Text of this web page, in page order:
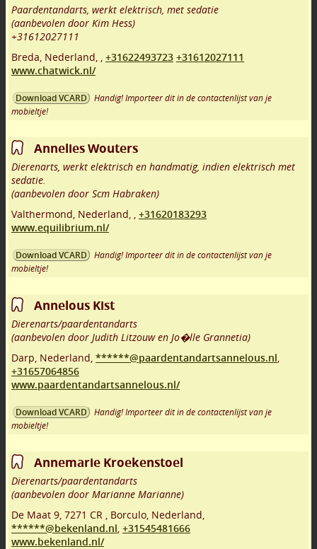
Paardentandarts, werkt elektrisch, met sedatie
(aanbevolen door Kim Hess)
+31612027111
Breda Nederland, +31622493723 +31612027111
www.chatwick.nl/
Download VCARD
Handig! Importeer dit in de contactenlijst van je
mobieltje!
Annelies Wouters
Dierenarts, werkt elektrisch en handmatig, indien elektrisch met
sedatie.
(aanbevolen door Scm Habraken)
Valthermond Nederland,
+31620183293
www.equilibrium.nl/
Download VCARD
Handig! Importeer dit in de contactenlijst van je
mobieltje!
Annelous Kist
Dierenarts/paardentandarts
(aanbevolen door Judith Litzouw en Jo�lle Grannetia)
Darp Nederland, ******@paardentandartsannelous.nl
+31657064856
www.paardentandartsannelous.nl/
Download VCARD
Handig! Importeer dit in de contactenlijst van je
mobieltje!
Annemarie Kroekenstoel
Dierenarts/paardentandarts
(aanbevolen door Marianne Marianne)
De Maat 9 7271 CR Borculo Nederland,
******@bekenland.nl +31545481666
www.bekenland.nl/